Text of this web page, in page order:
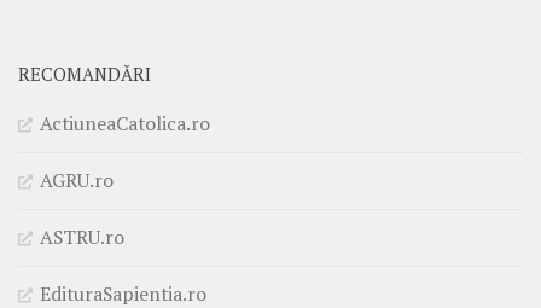
RECOMANDĂRI
ActiuneaCatolica.ro
AGRU.ro
ASTRU.ro
EdituraSapientia.ro